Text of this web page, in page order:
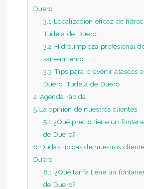
Duero
3.1 Localización eficaz de
Tudela de Duero
3.2 Hidrolimpieza profesional
saneamiento
3.3 Tips para prevenir atascos
Duero, Tudela de Duero
4 Agenda rápida
5 La opinión de nuestros clientes
5.1 ¿Qué precio tiene un
de Duero?
6 Dudas típicas de nuestros
Duero
6.1 ¿Qué tarifa tiene un
de Duero?